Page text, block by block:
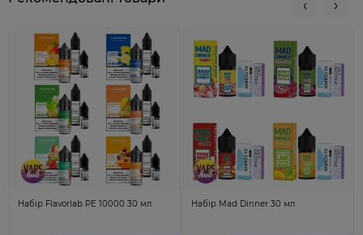
з новими K3 0.6ohm coils
. Це дає широкі можливості
різноманіттям смаків і парення. Важливою
особливістю ємундштук типу 510,який дає
можливість використовувати улюблений дрип-тип
для більш персоналізованого досвіду.
Верхній обдув сприяє гарній циркуляції повітря,
забезпечуючи стабільне і комфортне паріння.
Картридж постачається без випаровувача, що
дозволяє вибрати підходящий елемент нагріву для
подальшого використання, надаючи можливість для
варіативності смаків і налаштувань.
Набір Flavorlab PE 10000 30 мл Набір Mad Dinner 30 мл